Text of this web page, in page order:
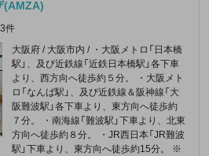
(AMZA)
件
大阪府 / 大阪市内 / ・大阪メトロ「日本橋
駅」、及び近鉄線「近鉄日本橋駅」各下車
より、西方向へ徒歩約５分。 ・大阪メト
ロ「なんば駅」、及び近鉄線＆阪神線「大
阪難波駅」各下車より、東方向へ徒歩約
７分。 ・南海線「難波駅」下車より、北東
方向へ徒歩約８分。 ・JR西日本「JR難波
駅」下車より、東方向へ徒歩約15分。 ※